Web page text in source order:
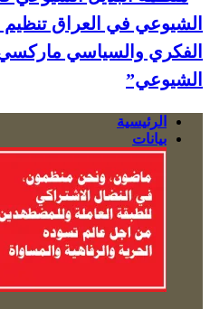
الشيوعي في العراق
الفكري والسياسي
الشيوعي”
الرئيسية
بيانات